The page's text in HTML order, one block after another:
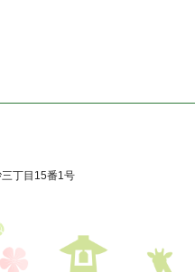
丁目15番1号